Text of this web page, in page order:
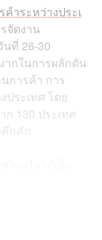
ค้าระหว่างประเ
จัดงาน
นที่ 26-30
ากในการผลักดัน
การค้า การ
ประเทศ โดย
130 ประเทศ
กคัก
ดับโลกเข้าด้วย
ซื้อจากทั่วโลก